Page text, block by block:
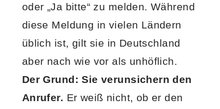
oder „Ja bitte“ zu melden. Während
diese Meldung in vielen Ländern
üblich ist, gilt sie in Deutschland
aber nach wie vor als unhöflich.
Der Grund: Sie verunsichern den
Anrufer. Er weiß nicht, ob er den